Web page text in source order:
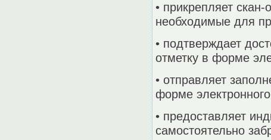
• прикрепляет
необходимые для
• подтверждает
отметку в форме
• отправляет
форме
• предоставляет
самостоятельно